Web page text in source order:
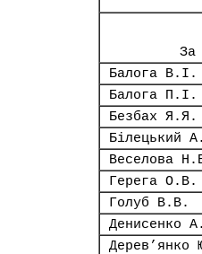
За
Балога В.І.
Балога П.І.
Безбах Я.Я.
Білецький
Веселова
Герега О.В.
Голуб В.В.
Денисенко
Дерев’янко